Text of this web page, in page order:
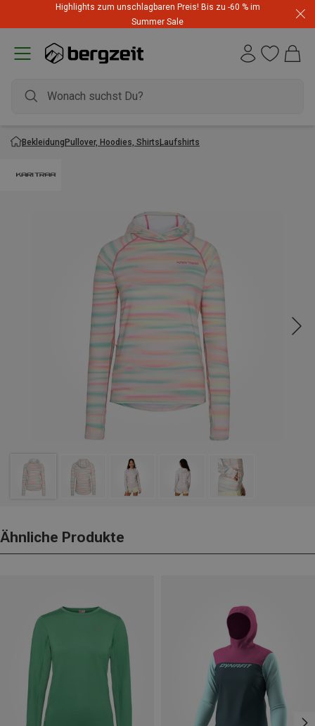
Highlights zum unschlagbaren Preis! Bis zu -60 % im
Summer Sale
BekleidungPullover, Hoodies, ShirtsLaufshirts
Ähnliche Produkte